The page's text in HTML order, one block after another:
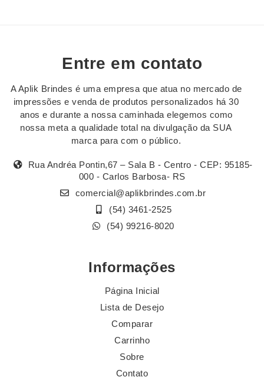
Entre em contato
A Aplik Brindes é uma empresa que atua no mercado de
impressões e venda de produtos personalizados há 30
anos e durante a nossa caminhada elegemos como
nossa meta a qualidade total na divulgação da SUA
marca para com o público.
Rua Andréa Pontin,67 – Sala B - Centro - CEP: 95185-
000 - Carlos Barbosa- RS
comercial@aplikbrindes.com.br
(54) 3461-2525
(54) 99216-8020
Informações
Página Inicial
Lista de Desejo
Comparar
Carrinho
Sobre
Contato